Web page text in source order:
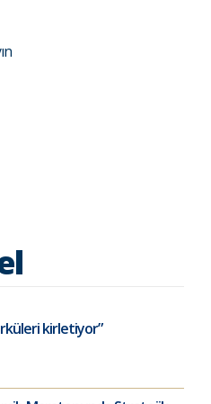
kirletiyor”